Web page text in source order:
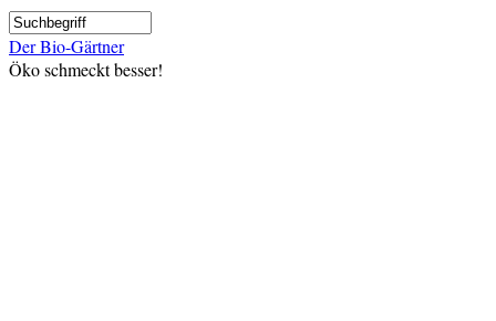
Direkt
zum
Inhalt
Suche
Der Bio-Gärtner
Öko schmeckt besser!